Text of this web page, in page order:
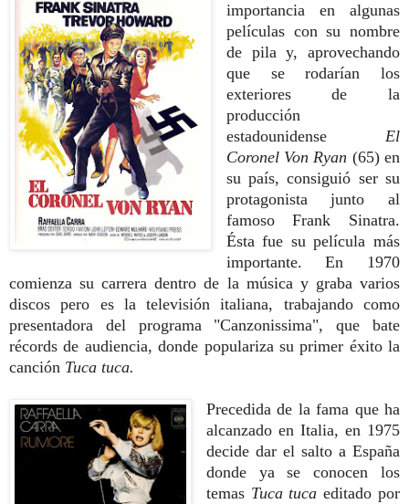
importancia en algunas
películas con su nombre
de pila y, aprovechando
que se rodarían los
exteriores de la
producción
estadounidense El
Coronel Von Ryan (65) en
su país, consiguió ser su
protagonista junto al
famoso Frank Sinatra.
Ésta fue su película más
importante. En 1970
comienza su carrera dentro de la música y graba varios
discos pero es la televisión italiana, trabajando como
presentadora del programa "Canzonissima", que bate
récords de audiencia, donde populariza su primer éxito la
canción Tuca tuca.
Precedida de la fama que ha
alcanzado en Italia, en 1975
decide dar el salto a España
donde ya se conocen los
temas Tuca tucaeditado por